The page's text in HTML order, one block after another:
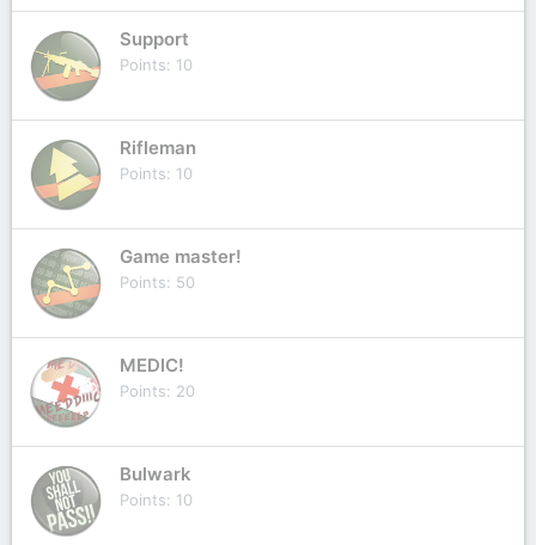
Support
Points 10
Rifleman
Points 10
Game master!
Points 50
MEDIC!
Points 20
Bulwark
Points 10